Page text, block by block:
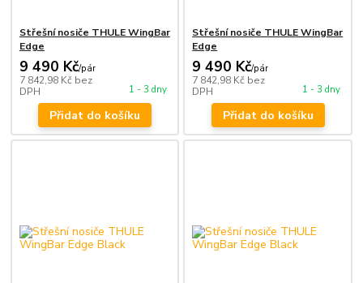
Střešní nosiče THULE WingBar
Edge
9 490 Kč/pár
7 842,98 Kč bez
DPH
1 - 3 dny
Přidat do košíku
Střešní nosiče THULE WingBar
Edge
9 490 Kč/pár
7 842,98 Kč bez
DPH
1 - 3 dny
Přidat do košíku